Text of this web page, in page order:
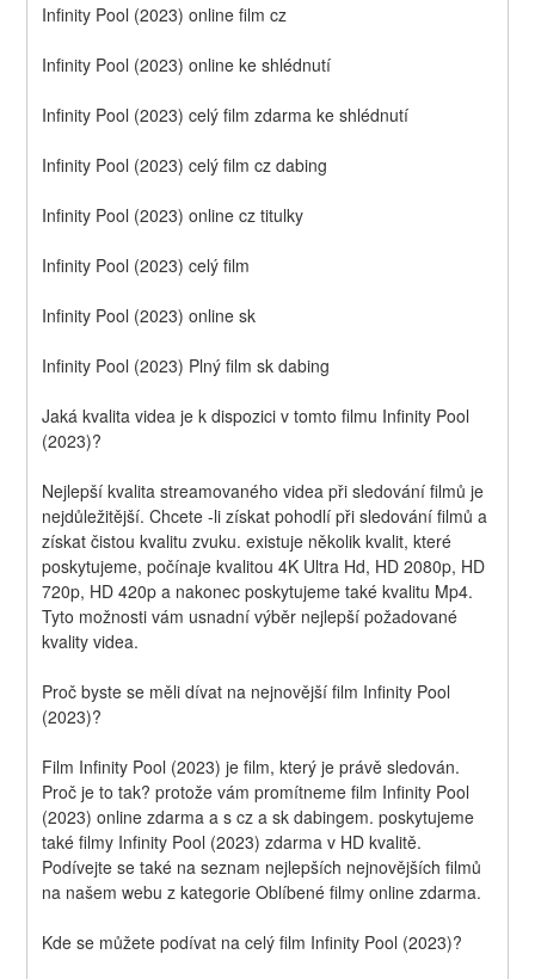
Infinity Pool (2023) online film cz
Infinity Pool (2023) online ke shlédnutí
Infinity Pool (2023) celý film zdarma ke shlédnutí
Infinity Pool (2023) celý film cz dabing
Infinity Pool (2023) online cz titulky
Infinity Pool (2023) celý film
Infinity Pool (2023) online sk
Infinity Pool (2023) Plný film sk dabing
Jaká kvalita videa je k dispozici v tomto filmu Infinity Pool
(2023)?
Nejlepší kvalita streamovaného videa při sledování filmů je
nejdůležitější. Chcete -li získat pohodlí při sledování filmů a
získat čistou kvalitu zvuku. existuje několik kvalit, které
poskytujeme, počínaje kvalitou 4K Ultra Hd, HD 2080p, HD
720p, HD 420p a nakonec poskytujeme také kvalitu Mp4.
Tyto možnosti vám usnadní výběr nejlepší požadované
kvality videa.
Proč byste se měli dívat na nejnovější film Infinity Pool
(2023)?
Film Infinity Pool (2023) je film, který je právě sledován.
Proč je to tak? protože vám promítneme film Infinity Pool
(2023) online zdarma a s cz a sk dabingem. poskytujeme
také filmy Infinity Pool (2023) zdarma v HD kvalitě.
Podívejte se také na seznam nejlepších nejnovějších filmů
na našem webu z kategorie Oblíbené filmy online zdarma.
Kde se můžete podívat na celý film Infinity Pool (2023)?